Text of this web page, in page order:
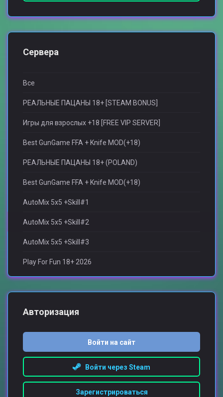
Сервера
Все
РЕАЛЬНЫЕ ПАЦАНЫ 18+ [STEAM BONUS]
Игры для взрослыx +18 [FREE VIP SERVER]
Best GunGame FFA + Knife MOD(+18)
РЕАЛЬНЫЕ ПАЦАНЫ 18+ (POLAND)
Best GunGame FFA + Knife MOD(+18)
AutoMix 5x5 +Skill#1
AutoMix 5x5 +Skill#2
AutoMix 5x5 +Skill#3
Play For Fun 18+ 2026
Авторизация
Войти на сайт
Войти через Steam
Зарегистрироваться